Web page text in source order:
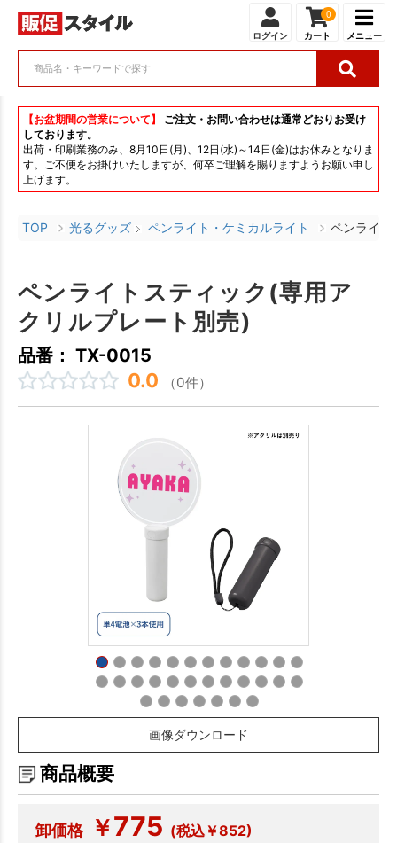
ログイン
0
カート メニュー
【お盆期間の営業について】
ご注文・お問い合わせは通常どおりお受け
しております。
出荷・印刷業務のみ、8月10日(月)、12日(水)～14日(金)はお休みとなりま
す。ご不便をお掛けいたしますが、何卒ご理解を賜りますようお願い申し
上げます。
TOP 光るグッズ ペンライト・ケミカルライト ペンライト
ペンライトスティック(専用ア
クリルプレート別売)
品番： TX-0015
0.0 （0件）
画像ダウンロード
商品概要
卸価格 ￥775 (税込￥852)